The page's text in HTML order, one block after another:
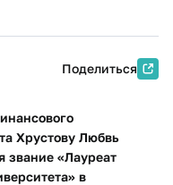
Поделиться
Хрустову Любвь
звание «Лауреат
в